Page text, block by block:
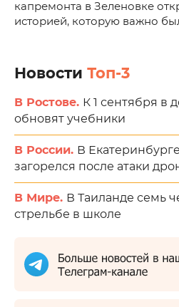
капремонта в Зеленовке
историей, которую важно
Новости Топ-3
В Ростове. К 1 сентября в
обновят учебники
В России. В
загорелся после атаки
В Мире. В Таиланде семь
стрельбе в школе